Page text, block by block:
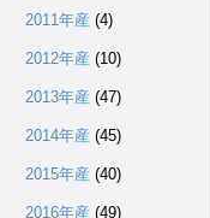
2011年産 (4)
2012年産 (10)
2013年産 (47)
2014年産 (45)
2015年産 (40)
2016年産 (49)